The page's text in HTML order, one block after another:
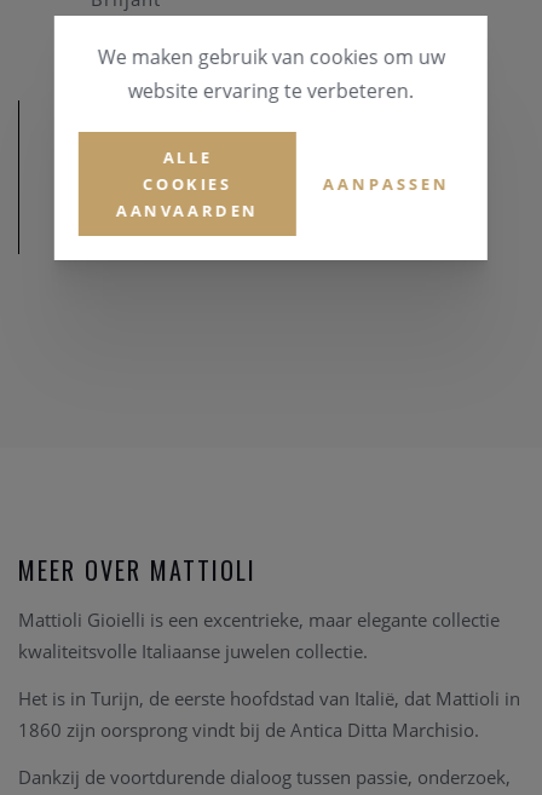
AFMETINGEN
MEER OVER MATTIOLI
Mattioli Gioielli is een excentrieke, maar elegante collectie
kwaliteitsvolle Italiaanse juwelen collectie.
Het is in Turijn, de eerste hoofdstad van Italië, dat Mattioli in
1860 zijn oorsprong vindt bij de Antica Ditta Marchisio.
Dankzij de voortdurende dialoog tussen passie, onderzoek,
We maken gebruik van cookies om uw
website ervaring te verbeteren.
ALLE
COOKIES
AANVAARDEN
AANPASSEN